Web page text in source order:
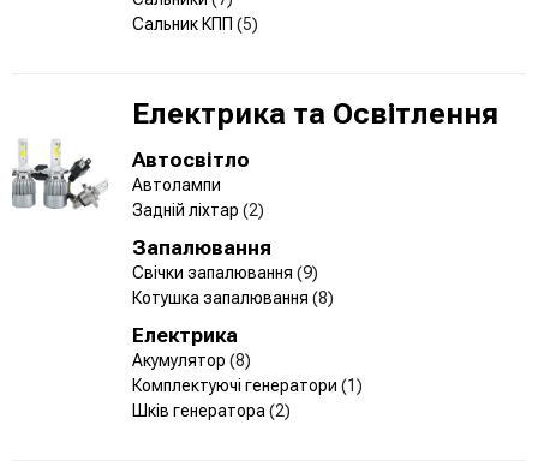
Сальник КПП (5)
Електрика та Освітлення
Автосвітло
Автолампи
Задній ліхтар (2)
Запалювання
Свічки запалювання (9)
Котушка запалювання (8)
Електрика
Акумулятор (8)
Комплектуючі генератори (1)
Шків генератора (2)